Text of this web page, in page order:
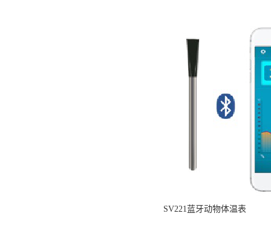
SV221蓝牙动物体温表